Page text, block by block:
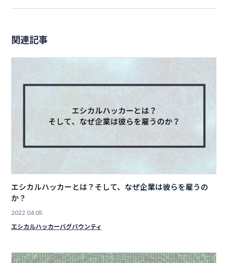
関連記事
エシカルハッカーとは？そして、なぜ企業は彼らを雇うの
か？
2022.04.05
エシカルハッカーバグバウンティ